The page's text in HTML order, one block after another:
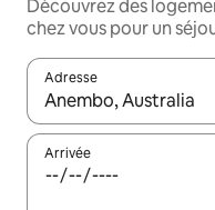
Découvrez des
chez vous pour un
Adresse
Lorsque les résultats
Arrivée